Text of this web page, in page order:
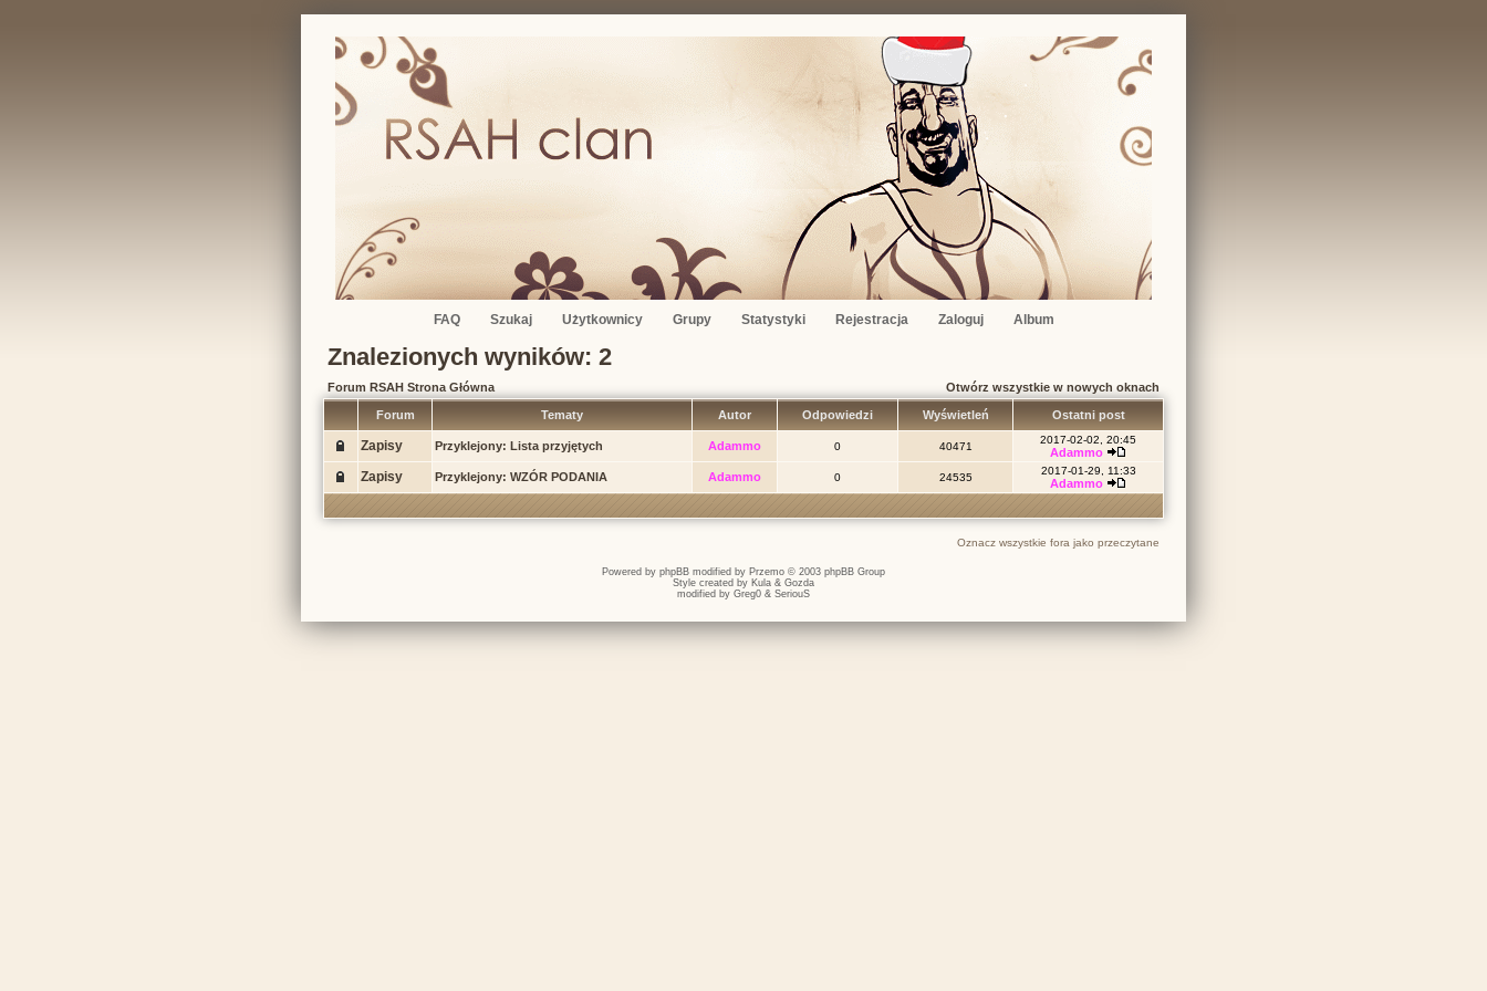
FAQ Szukaj Użytkownicy Grupy Statystyki Rejestracja Zaloguj Album
Znalezionych wyników: 2
Forum RSAH Strona Główna Otwórz wszystkie w nowych oknach
Forum Tematy Autor Odpowiedzi Wyświetleń Ostatni post
Zapisy Przyklejony: Lista przyjętych Adammo 0 40471
2017-02-02, 20:45
Adammo
Zapisy Przyklejony: WZÓR PODANIA Adammo 0 24535
2017-01-29, 11:33
Adammo
Oznacz wszystkie fora jako przeczytane
Powered by phpBB modified by Przemo © 2003 phpBB Group
Style created by Kula & Gozda
modified by Greg0 & SeriouS